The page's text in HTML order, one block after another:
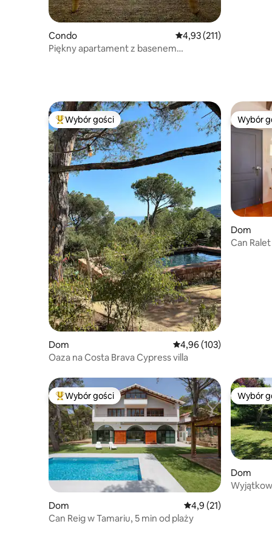
Condo Średnia ocena: 4,93 na
4,93 (211)
Piękny apartament z basenem
Najpopularniejsze z kategorii Wybór gości
Wybór gości
Dom Średnia ocena: 4,96 na
4,96 (103)
Oaza na Costa Brava Cypress villa
Wybór
Wybór
Dom
Can Ralet
Najpopularniejsze z kategorii Wybór gości
Wybór gości
Dom Średnia ocena: 4,9
4,9 (21)
Can Reig w Tamariu, 5 min od plaży
Wybór
Wybór
Dom